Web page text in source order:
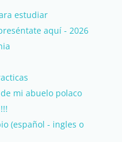
estudiar
aquí - 2026
mi abuelo polaco
(español - ingles o